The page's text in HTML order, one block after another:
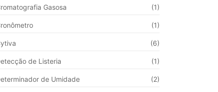
Gasosa (1)
(1)
(6)
de Listeria (1)
de Umidade (2)